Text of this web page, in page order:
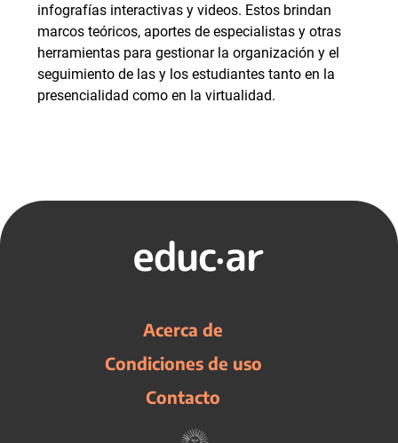
infografías interactivas y videos. Estos brindan
marcos teóricos, aportes de especialistas y otras
herramientas para gestionar la organización y el
seguimiento de las y los estudiantes tanto en la
presencialidad como en la virtualidad.
Acerca de
Condiciones de uso
Contacto